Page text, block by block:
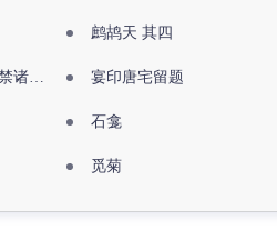
鹧鸪天 其四
佛寺 宴印唐宅留题
石龛
觅菊